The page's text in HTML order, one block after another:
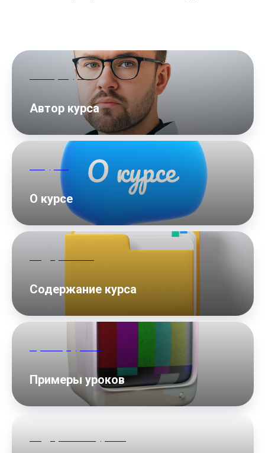
Автор курса
Автор курса
О курсе
О курсе
Содержание курса
Примеры уроков